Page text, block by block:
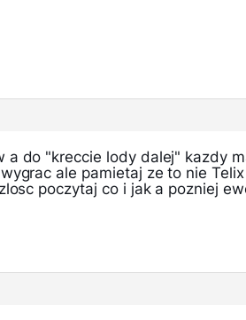
a do "kreccie lody dalej" kazdy
ale pamietaj ze to nie
poczytaj co i jak a pozniej